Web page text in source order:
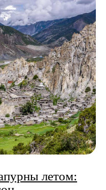
летом: